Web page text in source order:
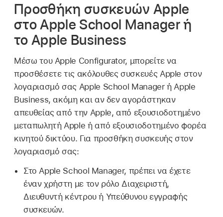
οδηγό
Προσθήκη συσκευών Apple
στο Apple School Manager ή
το Apple Business
Μέσω του Apple Configurator, μπορείτε να
προσθέσετε τις ακόλουθες συσκευές Apple στον
λογαριασμό σας Apple School Manager ή Apple
Business, ακόμη και αν δεν αγοράστηκαν
απευθείας από την Apple, από εξουσιοδοτημένο
μεταπωλητή Apple ή από εξουσιοδοτημένο φορέα
κινητού δικτύου. Για προσθήκη συσκευής στον
λογαριασμό σας:
Στο Apple School Manager, πρέπει να έχετε
έναν χρήστη με τον ρόλο Διαχειριστή,
Διευθυντή κέντρου ή Υπεύθυνου εγγραφής
συσκευών.